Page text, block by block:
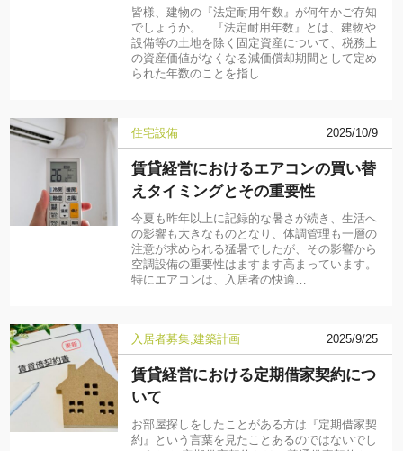
皆様、建物の『法定耐用年数』が何年かご存知
でしょうか。 『法定耐用年数』とは、建物や
設備等の土地を除く固定資産について、税務上
の資産価値がなくなる減価償却期間として定め
られた年数のことを指し…
住宅設備 2025/10/9
賃貸経営におけるエアコンの買い替
えタイミングとその重要性
今夏も昨年以上に記録的な暑さが続き、生活へ
の影響も大きなものとなり、体調管理も一層の
注意が求められる猛暑でしたが、その影響から
空調設備の重要性はますます高まっています。
特にエアコンは、入居者の快適…
入居者募集 建築計画 2025/9/25
賃貸経営における定期借家契約につ
いて
お部屋探しをしたことがある方は『定期借家契
約』という言葉を見たことあるのではないでし